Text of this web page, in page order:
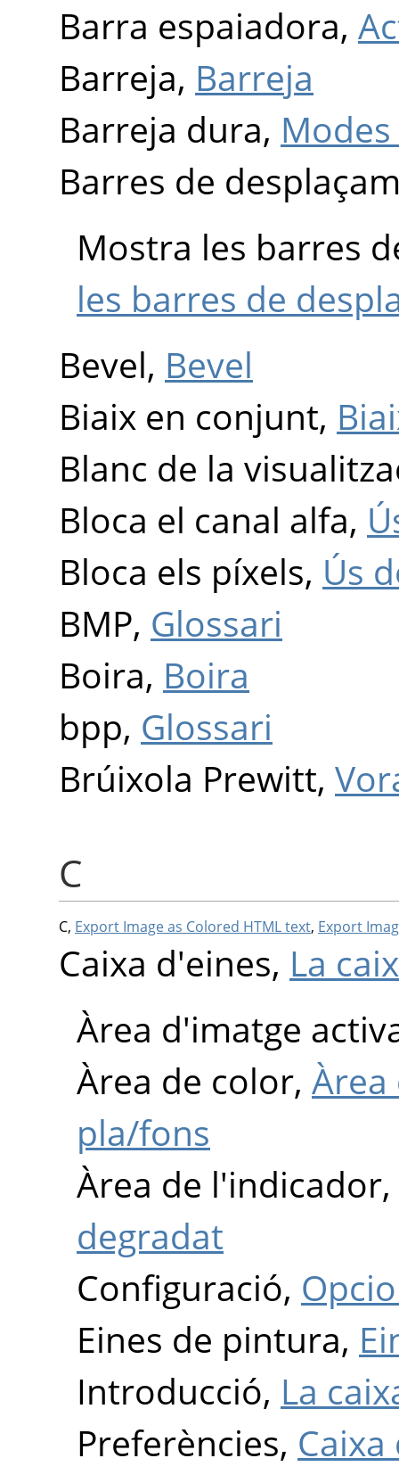
Barra espaiadora,
Barreja, Barreja
Barreja dura,
Barres de
Mostra les barres
les barres de
Bevel, Bevel
Biaix en conjunt,
Blanc de la
Bloca el canal alfa,
Bloca els píxels, Ús
BMP, Glossari
Boira, Boira
bpp, Glossari
Brúixola Prewitt,
C
C, Export Image as Colored HTML text, Export
Caixa d'eines, La
Àrea d'imatge
Àrea de color,
pla/fons
Àrea de l'indicador,
degradat
Configuració,
Eines de pintura,
Introducció, La
Preferències,